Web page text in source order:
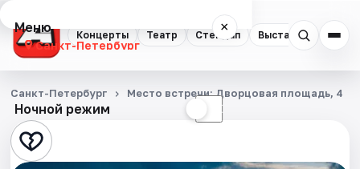
Концерты Театр Стендап Выставки
Меню ×
Санкт-Петербург
Концерты
Театр
Стендап
Ночной режим ☾
Санкт-Петербург Место встречи: Дворцовая площадь, 4